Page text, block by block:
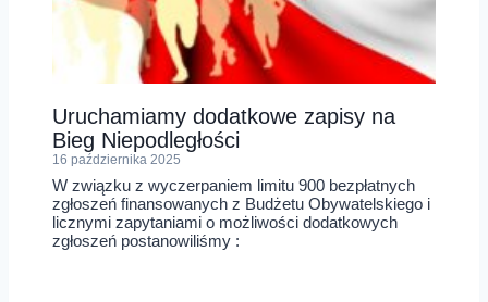
Uruchamiamy dodatkowe zapisy na
Bieg Niepodległości
16 października 2025
W związku z wyczerpaniem limitu 900 bezpłatnych
zgłoszeń finansowanych z Budżetu Obywatelskiego i
licznymi zapytaniami o możliwości dodatkowych
zgłoszeń postanowiliśmy :